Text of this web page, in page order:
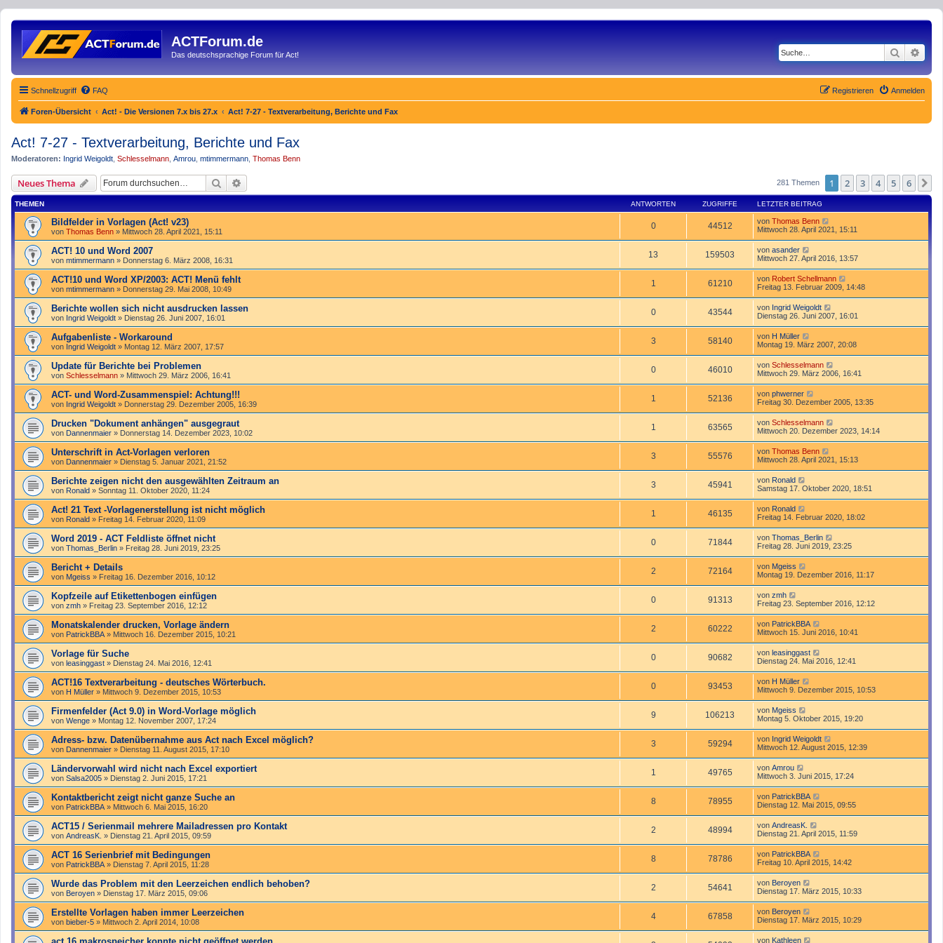
ACTForum.de
Das deutschsprachige Forum für Act! Suche
Schnellzugriff FAQ Anmelden
Registrieren
Foren-Übersicht Act! - Die Versionen 7.x bis 27.x Act! 7-27 - Text­­ver­arbei­tung, Berichte und Fax
Act! 7-27 - Text­­ver­arbei­tung, Berichte und Fax
Moderatoren: Ingrid Weigoldt Schlesselmann Amrou mtimmermann Thomas Benn
Neues Thema Suche 281 Themen 1 2 3 4 5 6
THEMEN ANTWORTEN ZUGRIFFE LETZTER BEITRAG
Bildfelder in Vorlagen (Act! v23)
von Thomas Benn » Mittwoch 28. April 2021, 15:11
0 44512 von Thomas Benn
Mittwoch 28. April 2021, 15:11
ACT! 10 und Word 2007
von mtimmermann » Donnerstag 6. März 2008, 16:31
13 159503 von asander
Mittwoch 27. April 2016, 13:57
ACT!10 und Word XP/2003: ACT! Menü fehlt
von mtimmermann » Donnerstag 29. Mai 2008, 10:49
1 61210 von Robert Schellmann
Freitag 13. Februar 2009, 14:48
Berichte wollen sich nicht ausdrucken lassen
von Ingrid Weigoldt » Dienstag 26. Juni 2007, 16:01
0 43544 von Ingrid Weigoldt
Dienstag 26. Juni 2007, 16:01
Aufgabenliste - Workaround
von Ingrid Weigoldt » Montag 12. März 2007, 17:57
3 58140 von H Müller
Montag 19. März 2007, 20:08
Update für Berichte bei Problemen
von Schlesselmann » Mittwoch 29. März 2006, 16:41
0 46010 von Schlesselmann
Mittwoch 29. März 2006, 16:41
ACT- und Word-Zusammenspiel: Achtung!!!
von Ingrid Weigoldt » Donnerstag 29. Dezember 2005, 16:39
1 52136 von phwerner
Freitag 30. Dezember 2005, 13:35
Drucken "Dokument anhängen" ausgegraut
von Dannenmaier » Donnerstag 14. Dezember 2023, 10:02
1 63565 von Schlesselmann
Mittwoch 20. Dezember 2023, 14:14
Unterschrift in Act-Vorlagen verloren
von Dannenmaier » Dienstag 5. Januar 2021, 21:52
3 55576 von Thomas Benn
Mittwoch 28. April 2021, 15:13
Berichte zeigen nicht den ausgewählten Zeitraum an
von Ronald » Sonntag 11. Oktober 2020, 11:24
3 45941 von Ronald
Samstag 17. Oktober 2020, 18:51
Act! 21 Text -Vorlagenerstellung ist nicht möglich
von Ronald » Freitag 14. Februar 2020, 11:09
1 46135 von Ronald
Freitag 14. Februar 2020, 18:02
Word 2019 - ACT Feldliste öffnet nicht
von Thomas_Berlin » Freitag 28. Juni 2019, 23:25
0 71844 von Thomas_Berlin
Freitag 28. Juni 2019, 23:25
Bericht + Details
von Mgeiss » Freitag 16. Dezember 2016, 10:12
2 72164 von Mgeiss
Montag 19. Dezember 2016, 11:17
Kopfzeile auf Etikettenbogen einfügen
von zmh » Freitag 23. September 2016, 12:12
0 91313 von zmh
Freitag 23. September 2016, 12:12
Monatskalender drucken, Vorlage ändern
von PatrickBBA » Mittwoch 16. Dezember 2015, 10:21
2 60222 von PatrickBBA
Mittwoch 15. Juni 2016, 10:41
Vorlage für Suche
von leasinggast » Dienstag 24. Mai 2016, 12:41
0 90682 von leasinggast
Dienstag 24. Mai 2016, 12:41
ACT!16 Textverarbeitung - deutsches Wörterbuch.
von H Müller » Mittwoch 9. Dezember 2015, 10:53
0 93453 von H Müller
Mittwoch 9. Dezember 2015, 10:53
Firmenfelder (Act 9.0) in Word-Vorlage möglich
von Wenge » Montag 12. November 2007, 17:24
9 106213 von Mgeiss
Montag 5. Oktober 2015, 19:20
Adress- bzw. Datenübernahme aus Act nach Excel möglich?
von Dannenmaier » Dienstag 11. August 2015, 17:10
3 59294 von Ingrid Weigoldt
Mittwoch 12. August 2015, 12:39
Ländervorwahl wird nicht nach Excel exportiert
von Salsa2005 » Dienstag 2. Juni 2015, 17:21
1 49765 von Amrou
Mittwoch 3. Juni 2015, 17:24
Kontaktbericht zeigt nicht ganze Suche an
von PatrickBBA » Mittwoch 6. Mai 2015, 16:20
8 78955 von PatrickBBA
Dienstag 12. Mai 2015, 09:55
ACT15 / Serienmail mehrere Mailadressen pro Kontakt
von AndreasK. » Dienstag 21. April 2015, 09:59
2 48994 von AndreasK.
Dienstag 21. April 2015, 11:59
ACT 16 Serienbrief mit Bedingungen
von PatrickBBA » Dienstag 7. April 2015, 11:28
8 78786 von PatrickBBA
Freitag 10. April 2015, 14:42
Wurde das Problem mit den Leerzeichen endlich behoben?
von Beroyen » Dienstag 17. März 2015, 09:06
2 54641 von Beroyen
Dienstag 17. März 2015, 10:33
Erstellte Vorlagen haben immer Leerzeichen
von bieber-5 » Mittwoch 2. April 2014, 10:08
4 67858 von Beroyen
Dienstag 17. März 2015, 10:29
von Kathleen